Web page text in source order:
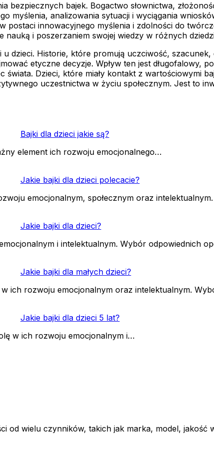
bezpiecznych bajek. Bogactwo słownictwa,
myślenia, analizowania sytuacji i wyciągania
postaci innowacyjnego myślenia i zdolności do
i poszerzaniem swojej wiedzy w różnych
dzieci. Historie, które promują uczciwość,
etyczne decyzje. Wpływ ten jest długofalowy,
Dzieci, które miały kontakt z wartościowymi
uczestnictwa w życiu społecznym. Jest to
Bajki dla dzieci jakie są?
element ich rozwoju emocjonalnego…
Jakie bajki dla dzieci polecacie?
emocjonalnym, społecznym oraz
Jakie bajki dla dzieci?
i intelektualnym. Wybór odpowiednich
Jakie bajki dla małych dzieci?
ich rozwoju emocjonalnym oraz intelektualnym.
Jakie bajki dla dzieci 5 lat?
w ich rozwoju emocjonalnym i…
od wielu czynników, takich jak marka, model, jakość